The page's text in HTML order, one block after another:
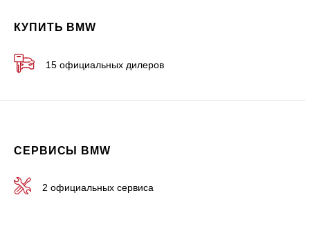
КУПИТЬ BMW
15 официальных дилеров
СЕРВИСЫ BMW
2 официальных сервиса